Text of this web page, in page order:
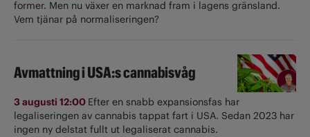
former. Men nu växer en marknad fram i lagens gränsland.
Vem tjänar på normaliseringen?
Avmattning i USA:s cannabisvåg
3 augusti 12:00 Efter en snabb expansionsfas har
legaliseringen av cannabis tappat fart i USA. Sedan 2023 har
ingen ny delstat fullt ut ­legaliserat cannabis.